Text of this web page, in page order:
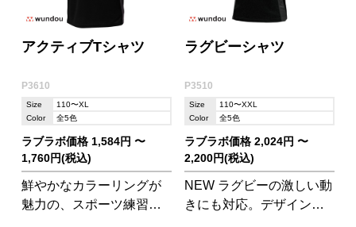
アクティブTシャツ
P3610
Size
110〜XL
Color
全5色
ラブラボ価格 1,584円 〜
1,760円(税込)
鮮やかなカラーリングが
魅力の、スポーツ練習・
ラグビーシャツ
P3510
Size
110〜XXL
Color
全5色
ラブラボ価格 2,024円 〜
2,200円(税込)
NEW ラグビーの激しい動
きにも対応。デザイン性